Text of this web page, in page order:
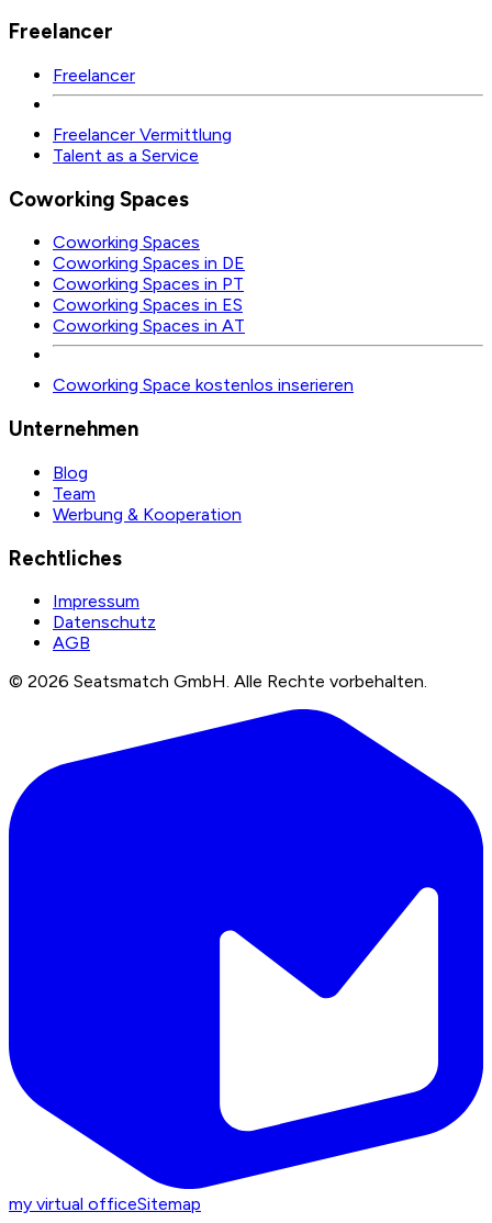
Freelancer
Freelancer
Freelancer Vermittlung
Talent as a Service
Coworking Spaces
Coworking Spaces
Coworking Spaces in DE
Coworking Spaces in PT
Coworking Spaces in ES
Coworking Spaces in AT
Coworking Space kostenlos inserieren
Unternehmen
Blog
Team
Werbung & Kooperation
Rechtliches
Impressum
Datenschutz
AGB
© 2026 Seatsmatch GmbH. Alle Rechte vorbehalten.
my virtual officeSitemap